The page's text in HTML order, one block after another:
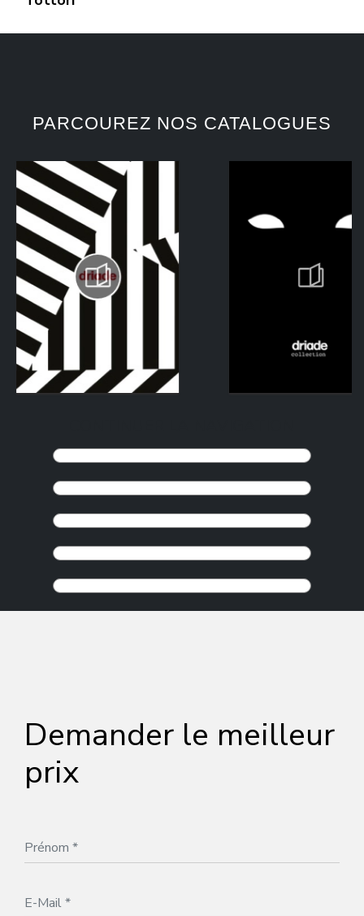
PARCOUREZ NOS CATALOGUES
Demander le meilleur
prix